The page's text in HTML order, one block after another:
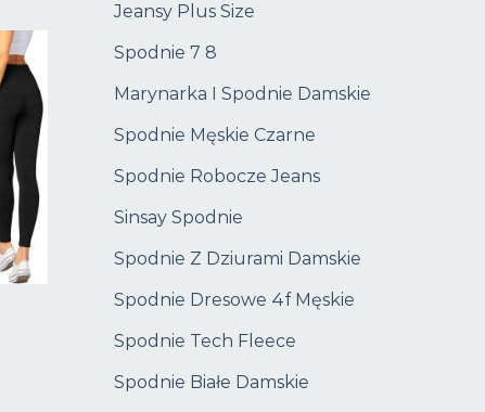
Jeansy Plus Size
Spodnie 7 8
Marynarka I Spodnie Damskie
Spodnie Męskie Czarne
Spodnie Robocze Jeans
Sinsay Spodnie
Spodnie Z Dziurami Damskie
Spodnie Dresowe 4f Męskie
Spodnie Tech Fleece
Spodnie Białe Damskie